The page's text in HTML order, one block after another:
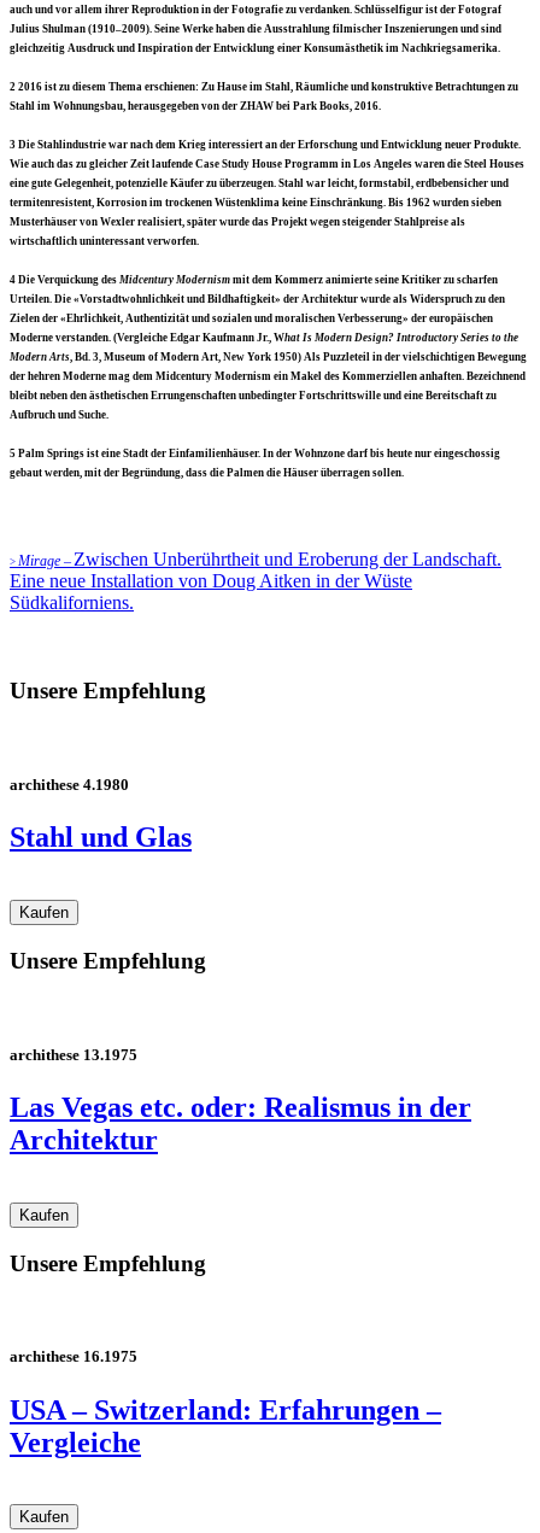
auch und vor allem ihrer Reproduktion in der Fotografie zu verdanken. Schlüsselfigur ist der Fotograf
Julius Shulman (1910–2009). Seine Werke haben die Ausstrahlung filmischer Inszenierungen und sind
gleichzeitig Ausdruck und Inspiration der Entwicklung einer Konsumästhetik im Nachkriegsamerika.
2 2016 ist zu diesem Thema erschienen: Zu Hause im Stahl, Räumliche und konstruktive Betrachtungen zu
Stahl im Wohnungsbau, herausgegeben von der ZHAW bei Park Books, 2016.
3 Die Stahlindustrie war nach dem Krieg interessiert an der Erforschung und Entwicklung neuer Produkte.
Wie auch das zu gleicher Zeit laufende Case Study House Programm in Los Angeles waren die Steel Houses
eine gute Gelegenheit, potenzielle Käufer zu überzeugen. Stahl war leicht, formstabil, erdbebensicher und
termitenresistent, Korrosion im trockenen Wüstenklima keine Einschränkung. Bis 1962 wurden sieben
Musterhäuser von Wexler realisiert, später wurde das Projekt wegen steigender Stahlpreise als
wirtschaftlich uninteressant verworfen.
4 Die Verquickung des Midcentury Modernism mit dem Kommerz animierte seine Kritiker zu scharfen
Urteilen. Die «Vorstadtwohnlichkeit und Bildhaftigkeit» der Architektur wurde als Widerspruch zu den
Zielen der «Ehrlichkeit, Authentizität und sozialen und moralischen Verbesserung» der europäischen
Moderne verstanden. (Vergleiche Edgar Kaufmann Jr., What Is Modern Design? Introductory Series to the
Modern Arts, Bd. 3, Museum of Modern Art, New York 1950) Als Puzzleteil in der vielschichtigen Bewegung
der hehren Moderne mag dem Midcentury Modernism ein Makel des Kommerziellen anhaften. Bezeichnend
bleibt neben den ästhetischen Errungenschaften unbedingter Fortschrittswille und eine Bereitschaft zu
Aufbruch und Suche.
5 Palm Springs ist eine Stadt der Einfamilienhäuser. In der Wohnzone darf bis heute nur eingeschossig
gebaut werden, mit der Begründung, dass die Palmen die Häuser überragen sollen.
> Mirage –Zwischen Unberührtheit und Eroberung der Landschaft.
Eine neue Installation von Doug Aitken in der Wüste
Südkaliforniens.
Unsere Empfehlung
archithese 4.1980
Stahl und Glas
Unsere Empfehlung
archithese 13.1975
Las Vegas etc. oder: Realismus in der
Architektur
Unsere Empfehlung
archithese 16.1975
USA – Switzerland: Erfahrungen –
Vergleiche